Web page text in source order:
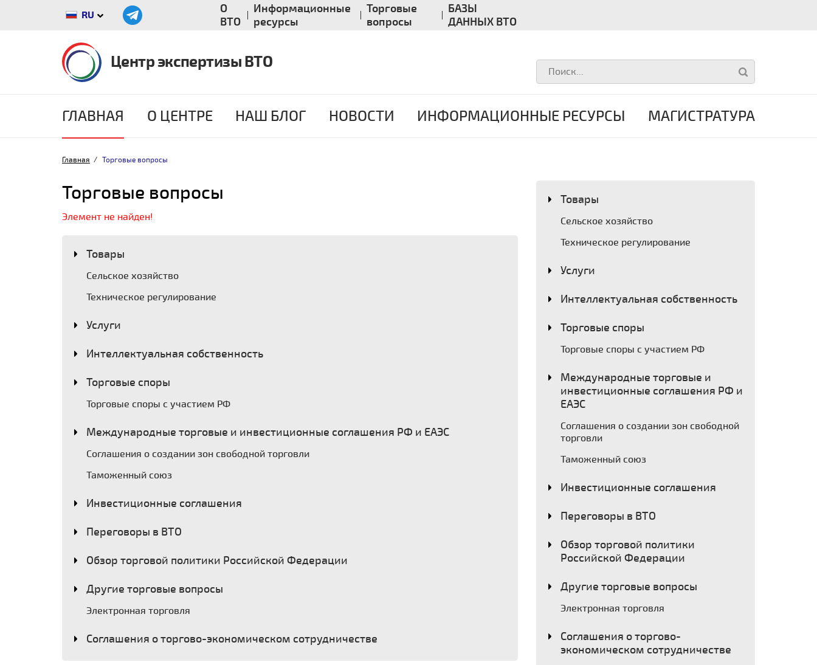
RU
О
ВТО
Информационные
ресурсы
Торговые
вопросы
БАЗЫ
ДАННЫХ ВТО
Центр экспертизы ВТО
ГЛАВНАЯ О ЦЕНТРЕ НАШ БЛОГ НОВОСТИ ИНФОРМАЦИОННЫЕ РЕСУРСЫ МАГИСТРАТУРА
Главная Торговые вопросы
Торговые вопросы
Элемент не найден!
Товары
Сельское хозяйство
Техническое регулирование
Услуги
Интеллектуальная собственность
Торговые споры
Торговые споры с участием РФ
Международные торговые и инвестиционные соглашения РФ и ЕАЭС
Соглашения о создании зон свободной торговли
Таможенный союз
Инвестиционные соглашения
Переговоры в ВТО
Обзор торговой политики Российской Федерации
Другие торговые вопросы
Электронная торговля
Соглашения о торгово-экономическом сотрудничестве
Товары
Сельское хозяйство
Техническое регулирование
Услуги
Интеллектуальная собственность
Торговые споры
Торговые споры с участием РФ
Международные торговые и
инвестиционные соглашения РФ и
ЕАЭС
Соглашения о создании зон свободной
торговли
Таможенный союз
Инвестиционные соглашения
Переговоры в ВТО
Обзор торговой политики
Российской Федерации
Другие торговые вопросы
Электронная торговля
Соглашения о торгово-
экономическом сотрудничестве